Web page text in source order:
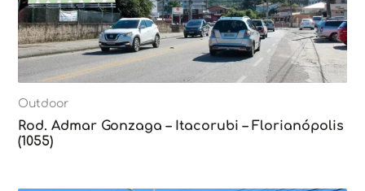
Outdoor
Rod. Admar Gonzaga – Itacorubi – Florianópolis
(1055)